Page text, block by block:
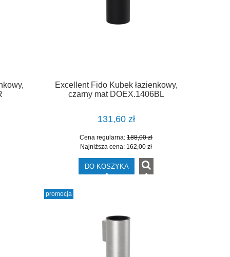
Excellent Fido Kubek łazienkowy,
czarny mat DOEX.1406BL
131,60 zł
Cena regularna: 188,00 zł
Najniższa cena: 162,00 zł
DO KOSZYKA
promocja